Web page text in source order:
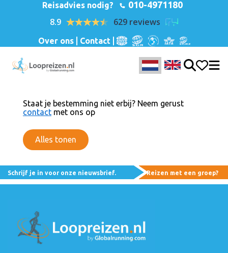
Reisadvies nodig? 010-4971180
8.9 629 reviews
Over ons Contact
Staat je bestemming niet erbij? Neem gerust
contact met ons op
Alles tonen
Schrijf je in voor onze nieuwsbrief. Reizen met een groep?